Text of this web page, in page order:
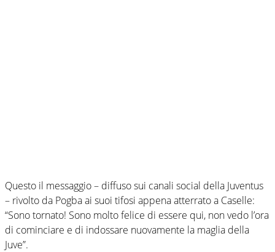
Questo il messaggio – diffuso sui canali social della Juventus
– rivolto da Pogba ai suoi tifosi appena atterrato a Caselle:
“Sono tornato! Sono molto felice di essere qui, non vedo l’ora
di cominciare e di indossare nuovamente la maglia della
Juve”.